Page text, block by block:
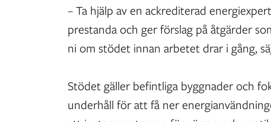
– Ta hjälp av en ackrediterad
prestanda och ger förslag på åtgärder
ni om stödet innan arbetet drar i gång,
Stödet gäller befintliga byggnader och
underhåll för att få ner